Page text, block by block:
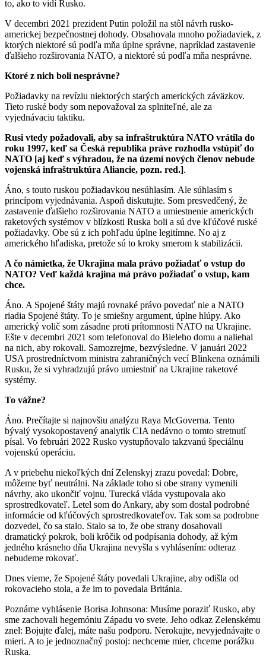
to, ako to vidí Rusko.
V decembri 2021 prezident Putin položil na stôl návrh rusko-
americkej bezpečnostnej dohody. Obsahovala mnoho požiadaviek, z
ktorých niektoré sú podľa mňa úplne správne, napríklad zastavenie
ďalšieho rozširovania NATO, a niektoré sú podľa mňa nesprávne.
Ktoré z nich boli nesprávne?
Požiadavky na revíziu niektorých starých amerických záväzkov.
Tieto ruské body som nepovažoval za splniteľné, ale za
vyjednávaciu taktiku.
Rusi vtedy požadovali, aby sa infraštruktúra NATO vrátila do
roku 1997, keď sa Česká republika práve rozhodla vstúpiť do
NATO [aj keď s výhradou, že na území nových členov nebude
vojenská infraštruktúra Aliancie, pozn. red.].
Áno, s touto ruskou požiadavkou nesúhlasím. Ale súhlasím s
princípom vyjednávania. Aspoň diskutujte. Som presvedčený, že
zastavenie ďalšieho rozširovania NATO a umiestnenie amerických
raketových systémov v blízkosti Ruska boli a sú dve kľúčové ruské
požiadavky. Obe sú z ich pohľadu úplne legitímne. No aj z
amerického hľadiska, pretože sú to kroky smerom k stabilizácii.
A čo námietka, že Ukrajina mala právo požiadať o vstup do
NATO? Veď každá krajina má právo požiadať o vstup, kam
chce.
Áno. A Spojené štáty majú rovnaké právo povedať nie a NATO
riadia Spojené štáty. To je smiešny argument, úplne hlúpy. Ako
americký volič som zásadne proti prítomnosti NATO na Ukrajine.
Ešte v decembri 2021 som telefonoval do Bieleho domu a naliehal
na nich, aby rokovali. Samozrejme, bezvýsledne. V januári 2022
USA prostredníctvom ministra zahraničných vecí Blinkena oznámili
Rusku, že si vyhradzujú právo umiestniť na Ukrajine raketové
systémy.
To vážne?
Áno. Prečítajte si najnovšiu analýzu Raya McGoverna. Tento
bývalý vysokopostavený analytik CIA nedávno o tomto stretnutí
písal. Vo februári 2022 Rusko vystupňovalo takzvanú špeciálnu
vojenskú operáciu.
A v priebehu niekoľkých dní Zelenskyj zrazu povedal: Dobre,
môžeme byť neutrálni. Na základe toho si obe strany vymenili
návrhy, ako ukončiť vojnu. Turecká vláda vystupovala ako
sprostredkovateľ. Letel som do Ankary, aby som dostal podrobné
informácie od kľúčových sprostredkovateľov. Tak som sa podrobne
dozvedel, čo sa stalo. Stalo sa to, že obe strany dosahovali
dramatický pokrok, boli krôčik od podpísania dohody, až kým
jedného krásneho dňa Ukrajina nevyšla s vyhlásením: odteraz
nebudeme rokovať.
Dnes vieme, že Spojené štáty povedali Ukrajine, aby odišla od
rokovacieho stola, a že im to povedala Británia.
Poznáme vyhlásenie Borisa Johnsona: Musíme poraziť Rusko, aby
sme zachovali hegemóniu Západu vo svete. Jeho odkaz Zelenskému
znel: Bojujte ďalej, máte našu podporu. Nerokujte, nevyjednávajte o
mieri. A to je jednoznačný postoj: nechceme mier, chceme porážku
Ruska.